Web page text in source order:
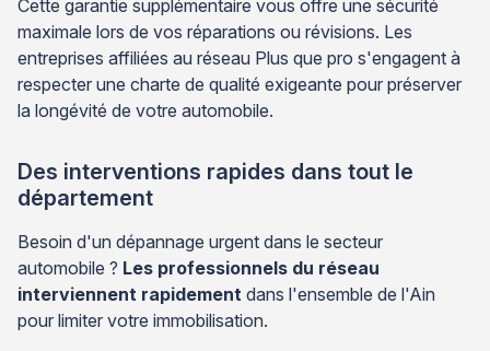
Cette garantie supplémentaire vous offre une sécurité
maximale lors de vos réparations ou révisions. Les
entreprises affiliées au réseau Plus que pro s'engagent à
respecter une charte de qualité exigeante pour préserver
la longévité de votre automobile.
Des interventions rapides dans tout le
département
Besoin d'un dépannage urgent dans le secteur
automobile ? Les professionnels du réseau
interviennent rapidement dans l'ensemble de l'Ain
pour limiter votre immobilisation.